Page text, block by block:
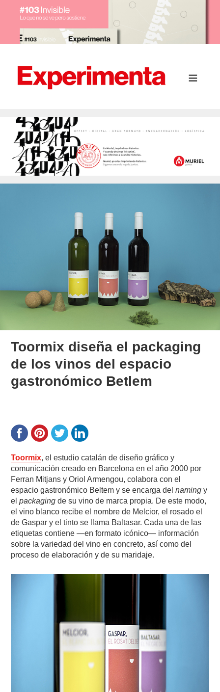
Toormix diseña el packaging
de los vinos del espacio
gastronómico Betlem
Toormix, el estudio catalán de diseño gráfico y
comunicación creado en Barcelona en el año 2000 por
Ferran Mitjans y Oriol Armengou, colabora con el
espacio gastronómico Beltem y se encarga delnaming y
elpackaging de su vino de marca propia. De este modo,
el vino blanco recibe el nombre de Melcior, el rosado el
de Gaspar y el tinto se llama Baltasar. Cada una de las
etiquetas contiene —en formato icónico— información
sobre la variedad del vino en concreto, así como del
proceso de elaboración y de su maridaje.